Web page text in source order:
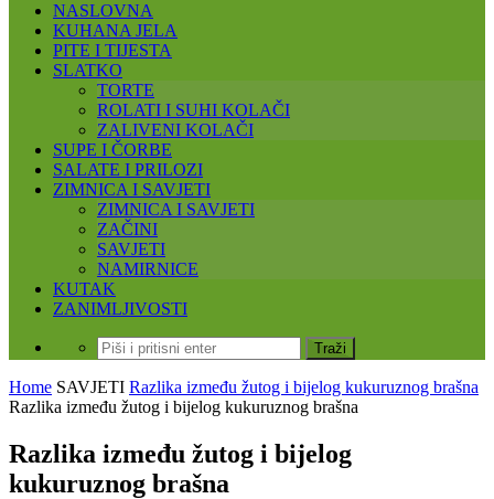
NASLOVNA
KUHANA JELA
PITE I TIJESTA
SLATKO
TORTE
ROLATI I SUHI KOLAČI
ZALIVENI KOLAČI
SUPE I ČORBE
SALATE I PRILOZI
ZIMNICA I SAVJETI
ZIMNICA I SAVJETI
ZAČINI
SAVJETI
NAMIRNICE
KUTAK
ZANIMLJIVOSTI
Home SAVJETI Razlika između žutog i bijelog kukuruznog brašna
Razlika između žutog i bijelog kukuruznog brašna
Razlika između žutog i bijelog
kukuruznog brašna